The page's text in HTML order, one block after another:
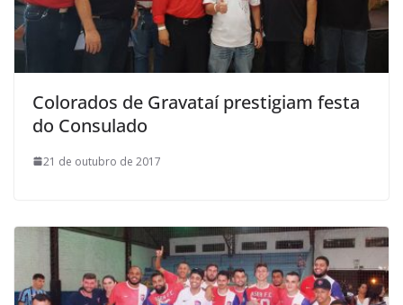
Colorados de Gravataí prestigiam festa
do Consulado
21 de outubro de 2017